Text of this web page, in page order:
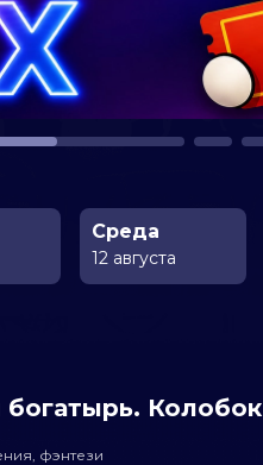
Среда
12 августа
Колобок
фэнтези